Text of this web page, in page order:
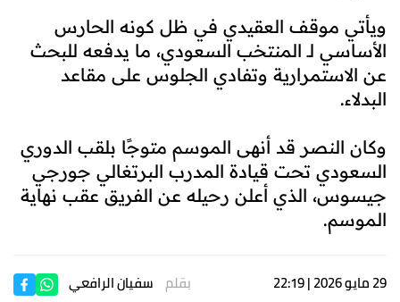
ويأتي موقف العقيدي في ظل كونه الحارس
الأساسي لـ المنتخب السعودي، ما يدفعه للبحث
عن الاستمرارية وتفادي الجلوس على مقاعد
البدلاء.
وكان النصر قد أنهى الموسم متوجًا بلقب الدوري
السعودي تحت قيادة المدرب البرتغالي جورجي
جيسوس، الذي أعلن رحيله عن الفريق عقب نهاية
الموسم.
29 مايو 2026 | 22:19 بقلم سفيان الرافعي